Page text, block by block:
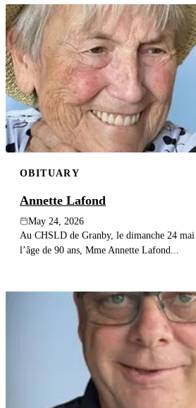
OBITUARY
Annette Lafond
May 24, 2026
Au CHSLD de Granby, le dimanche 24 mai
l’âge de 90 ans, Mme Annette Lafond...